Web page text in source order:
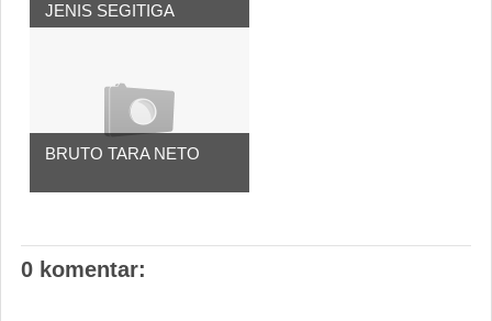
JENIS SEGITIGA
BRUTO TARA NETO
0 komentar: